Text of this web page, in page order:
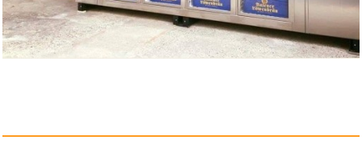
Franzis Das große Fotogr...